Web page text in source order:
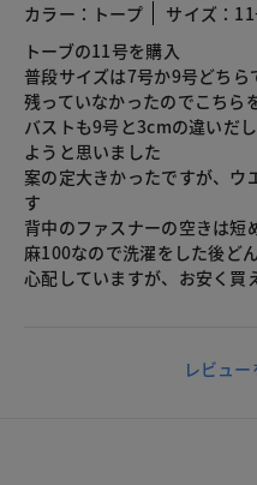
カラー：トープ
サイズ：
トーブの11号を購入
普段サイズは7号か9号どち
残っていなかったのでこちら
バストも9号と3cmの違いだ
ようと思いました
案の定大きかったですが、ウ
す
背中のファスナーの空きは短
麻100なので洗濯をした後ど
心配していますが、お安く買
レビュ